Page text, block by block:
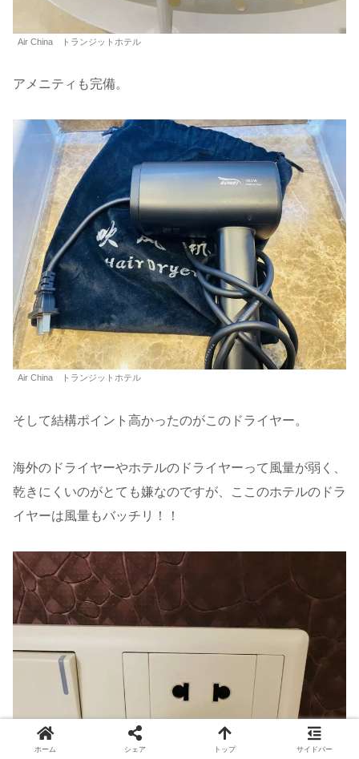
Air China トランジットホテル
アメニティも完備。
Air China トランジットホテル
そして結構ポイント高かったのがこのドライヤー。
海外のドライヤーやホテルのドライヤーって風量が弱く、
乾きにくいのがとても嫌なのですが、ここのホテルのドラ
イヤーは風量もバッチリ！！
ホーム シェア トップ サイドバー